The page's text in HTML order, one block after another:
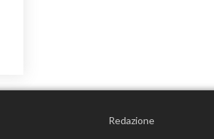
Redazione